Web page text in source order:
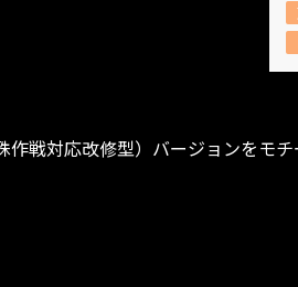
作戦対応改修型）バージョンをモ